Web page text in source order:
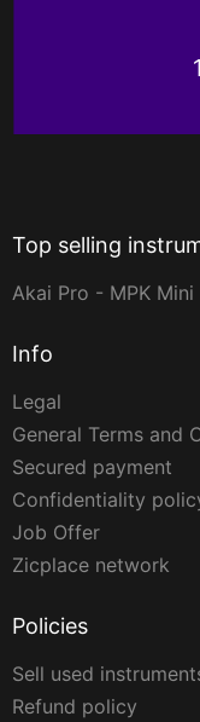
Top selling
Akai Pro - MPK Mini
Info
Legal
General Terms and
Secured payment
Confidentiality
Job Offer
Zicplace network
Policies
Sell used
Refund policy